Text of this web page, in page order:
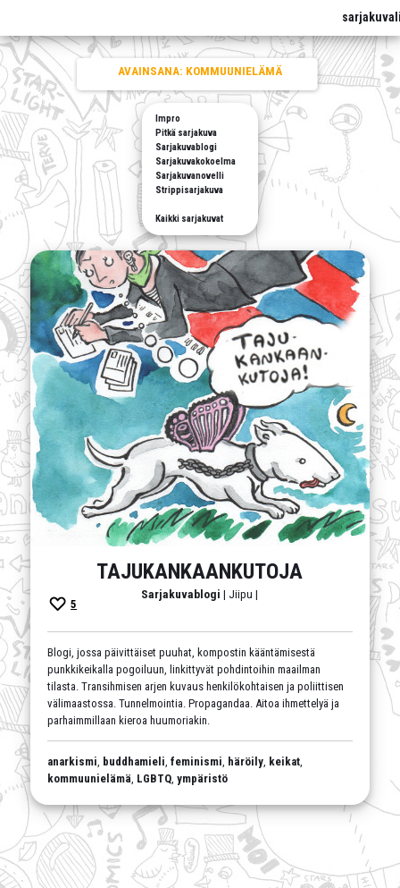
AVAINSANA: KOMMUUNIELÄMÄ
Impro
Pitkä sarjakuva
Sarjakuvablogi
Sarjakuvakokoelma
Sarjakuvanovelli
Strippisarjakuva
Kaikki sarjakuvat
TAJUKANKAANKUTOJA
Sarjakuvablogi | Jiipu |
5
Blogi, jossa päivittäiset puuhat, kompostin kääntämisestä
punkkikeikalla pogoiluun, linkittyvät pohdintoihin maailman
tilasta. Transihmisen arjen kuvaus henkilökohtaisen ja poliittisen
välimaastossa. Tunnelmointia. Propagandaa. Aitoa ihmettelyä ja
parhaimmillaan kieroa huumoriakin.
anarkismi, buddhamieli,feminismi, häröily, keikat,
kommuunielämä, LGBTQ,ympäristö